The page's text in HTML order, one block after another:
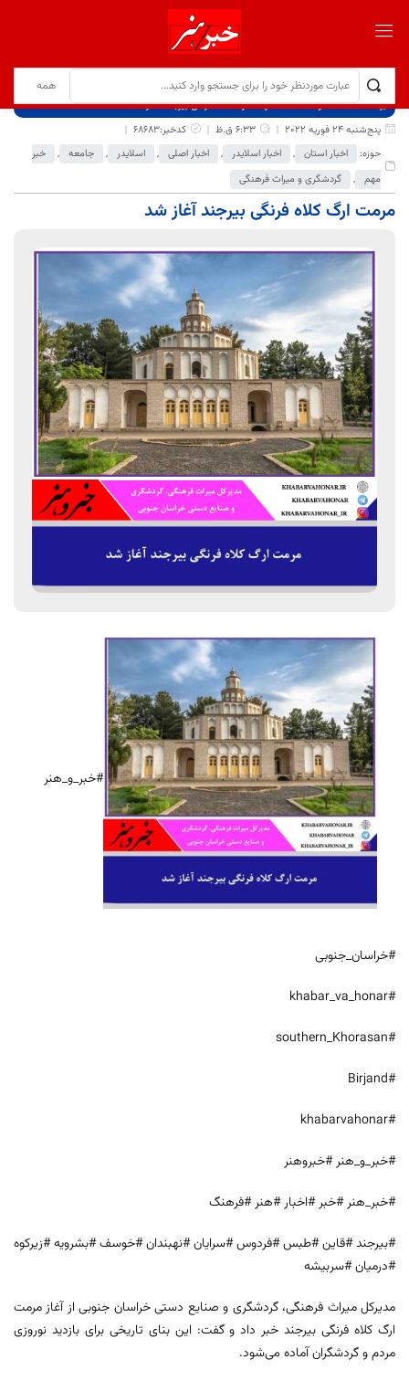
برگ نخست نوشته‌ها
مرمت ارگ کلاه‌ فرنگی بیرجند آغاز شد
پنج‌شنبه 24 فوریه 2022
6:33 ق.ظ
کدخبر:68683
حوزه:
اخبار استان , اخبار اسلایدر , اخبار اصلی , اسلایدر , جامعه ,
خبر
مهم , گردشگری و میراث فرهنگی
مرمت ارگ کلاه‌ فرنگی بیرجند آغاز شد
#خبر_و_هنر
#خراسان_جنوبی
#khabar_va_honar
#southern_Khorasan
#Birjand
#khabarvahonar
#خبر_و_هنر #خبروهنر
#خبر_هنر #خبر #اخبار #هنر #فرهنگ
#بیرجند #قاین #طبس #فردوس #سرایان #نهبندان #خوسف #بشرویه #زیرکوه
#درمیان #سربیشه
مدیرکل میراث‌ فرهنگی، گردشگری و صنایع‌ دستی خراسان جنوبی از آغاز مرمت
ارگ کلاه‌ فرنگی بیرجند خبر داد و گفت: این بنای تاریخی برای بازدید نوروزی
مردم و گردشگران آماده می‌شود.